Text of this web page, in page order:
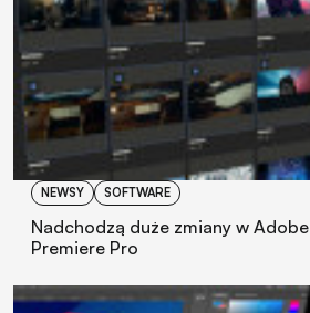
NEWSY SOFTWARE
Nadchodzą duże zmiany w Adobe
Premiere Pro